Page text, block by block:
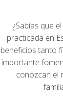
¿Sabías que
practicada en
beneficios tanto
importante
conozcan el